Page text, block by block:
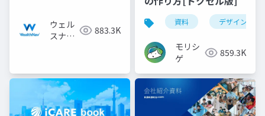
ウェル
スナビ
883.3K
資料 デザイン
モリシ
ゲ
859.3K